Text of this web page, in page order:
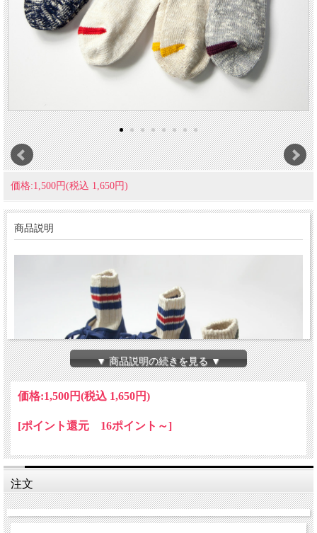
価格:1,500円(税込 1,650円)
商品説明
▼ 商品説明の続きを見る ▼
価格:1,500円(税込 1,650円)
[ポイント還元 16ポイント～]
注文